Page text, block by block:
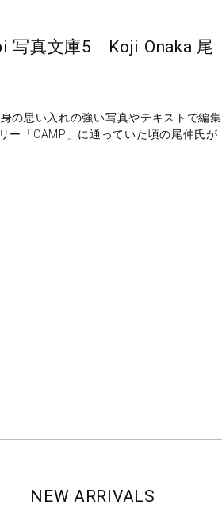
写真文庫5 Koji Onaka 尾
の思い入れの強い写真やテキストで編集
ー「CAMP」に通っていた頃の尾仲氏が
NEW ARRIVALS